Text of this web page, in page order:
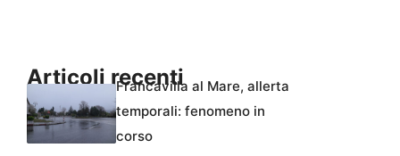
Articoli recentiFrancavilla al Mare, allerta
temporali: fenomeno in
corso